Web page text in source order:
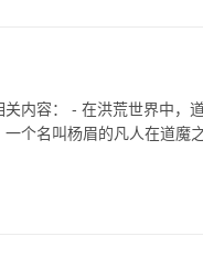
内容： - 在洪荒世界中，
个名叫杨眉的凡人在道魔